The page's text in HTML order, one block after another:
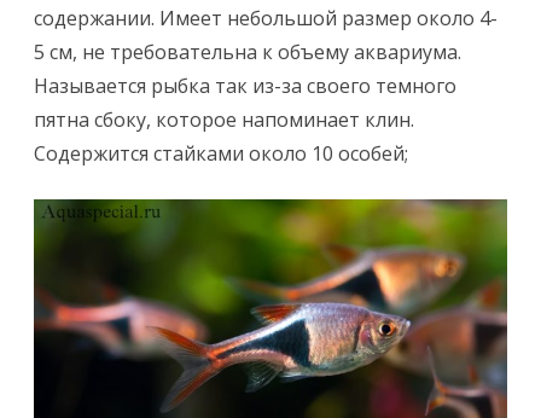
содержании. Имеет небольшой размер около 4-
5 см, не требовательна к объему аквариума.
Называется рыбка так из-за своего темного
пятна сбоку, которое напоминает клин.
Содержится стайками около 10 особей;